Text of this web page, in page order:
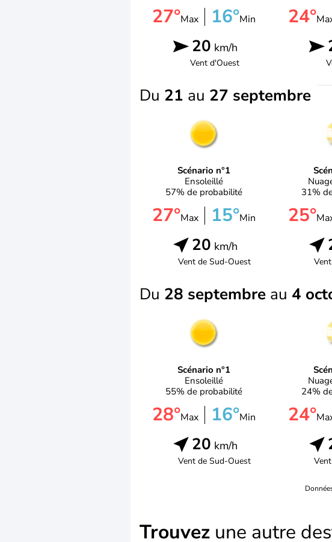
27°Max 16°Min
20 km/h
Vent d'Ouest
24°
Du 21 au 27 septembre
Scénario n°1
Ensoleillé
57% de probabilité
27°Max 15°Min
20 km/h
Vent deSud-Ouest
31%
25°
Du 28 septembre au 4
Scénario n°1
Ensoleillé
55% de probabilité
28°Max 16°Min
20 km/h
Vent deSud-Ouest
24%
24°
Trouvez une autre